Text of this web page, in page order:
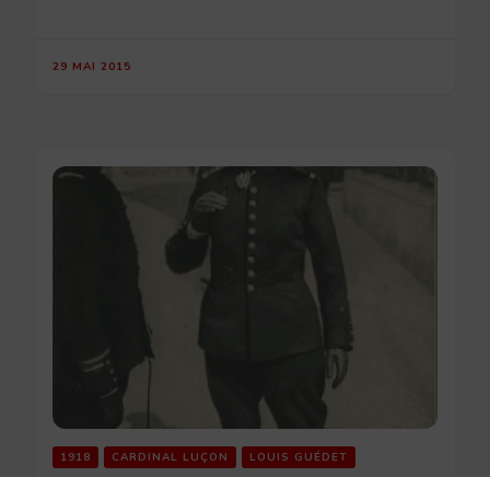
29 MAI 2015
1918 CARDINAL LUÇON LOUIS GUÉDET